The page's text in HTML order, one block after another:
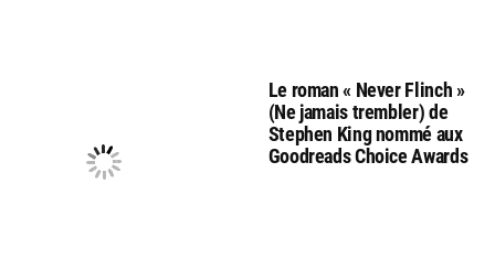
Le roman « Never Flinch »
(Ne jamais trembler) de
Stephen King nommé aux
Goodreads Choice Awards